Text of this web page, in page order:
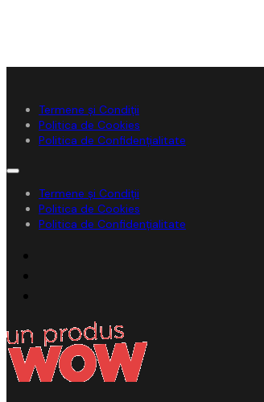
Termene și Condiții
Politica de Cookies
Politica de Confidențialitate
Termene și Condiții
Politica de Cookies
Politica de Confidențialitate